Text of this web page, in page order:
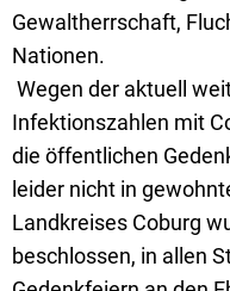
Gewaltherrschaft,
Nationen.
Wegen der aktuell
Infektionszahlen mit
die öffentlichen
leider nicht in
Landkreises Coburg
beschlossen, in allen